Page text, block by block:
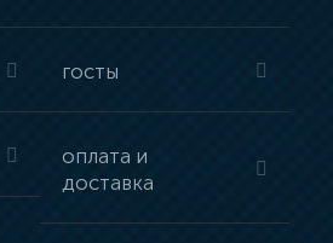
госты
оплата и
доставка